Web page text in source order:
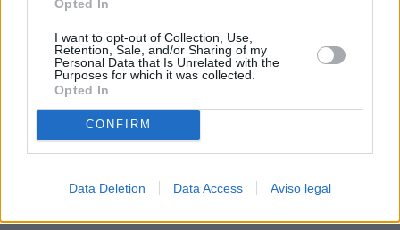
Opted In
I want to opt-out of Collection, Use,
Retention, Sale, and/or Sharing of my
Personal Data that Is Unrelated with the
Purposes for which it was collected.
Opted In
CONFIRM
Data Deletion Data Access Aviso legal